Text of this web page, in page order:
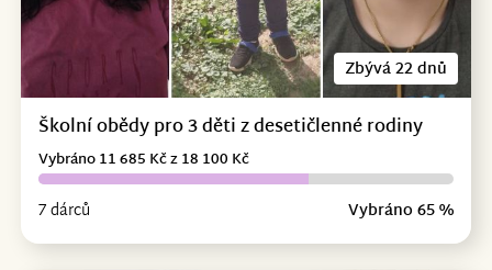
Zbývá 22 dnů
Školní obědy pro 3 děti z desetičlenné rodiny
7 dárců Vybráno 65 %
Vybráno 11 685 Kč z 18 100 Kč